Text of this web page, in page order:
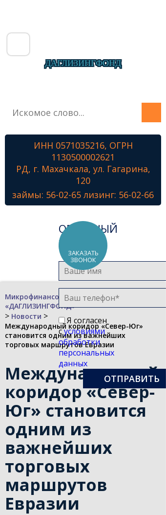
ДАГЛИЗИНГФОНД
О фонде
Лизинг
Наши проекты
Знамя Победы
ИНН 0571035216, ОГРН
1130500002621
РД, г. Махачкала, ул. Гагарина,
120
займы: 56-02-65 лизинг: 56-02-66
ЗАКАЗАТЬ
ЗВОНОК
ОБРАТНЫЙ
ЗВОНОК
Я согласен
сусловиями
обработки
персональных
данных
Микрофинансовая компания
«ДАГЛИЗИНГФОНД»
> Новости >
Международный коридор «Север-Юг»
становится одним из важнейших
торговых маршрутов Евразии
Международный
коридор «Север-
Юг» становится
одним из
важнейших
торговых
маршрутов
Евразии